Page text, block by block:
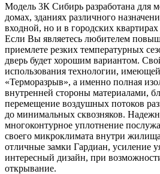
Модель 3К Сибирь разработана для
домах, зданиях различного
входной, но и в городских
Если Вы являетесь любителем
приемлете резких температурных
дверь будет хорошим вариантом.
использования технологии,
«Терморазрыв», а именно полная
внутренней стороны материалами,
перемещение воздушных потоков
до минимальных сквозняков.
многоконтурное уплотнение
своего микроклимата внутри
отличные замки Гардиан, усиление
интересный дизайн, при
открывание.